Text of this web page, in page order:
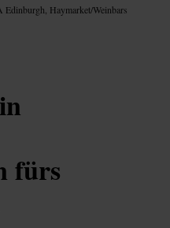
Edinburgh, Haymarket/Weinbars
fürs